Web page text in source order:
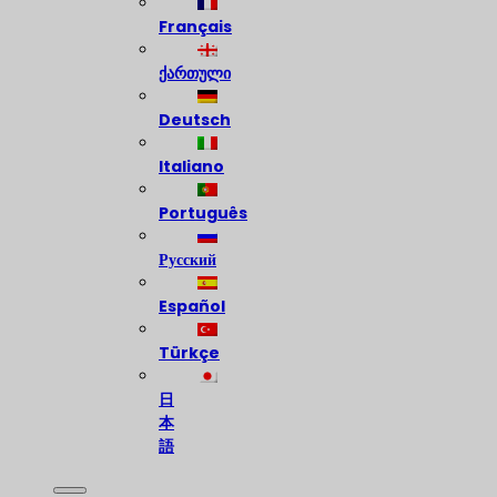
Français
ქართული
Deutsch
Italiano
Português
Русский
Español
Türkçe
日
本
語